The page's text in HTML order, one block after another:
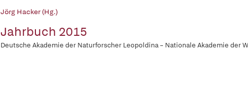
Jörg Hacker (Hg.)
Jahrbuch 2015
Deutsche Akademie der Naturforscher Leopoldina – Nationale Akademie der